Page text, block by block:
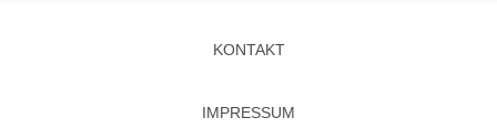
KONTAKT
IMPRESSUM